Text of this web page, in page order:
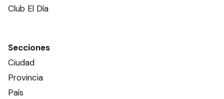
Club El Día
Secciones
Ciudad
Provincia
País